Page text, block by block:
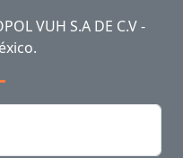
VUH S.A DE C.V -